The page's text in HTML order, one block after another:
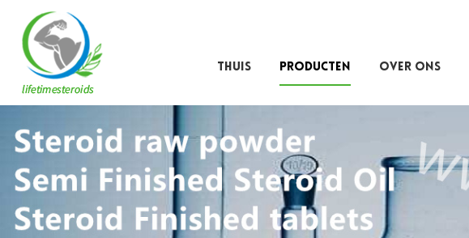
THUIS PRODUCTEN OVER ONS